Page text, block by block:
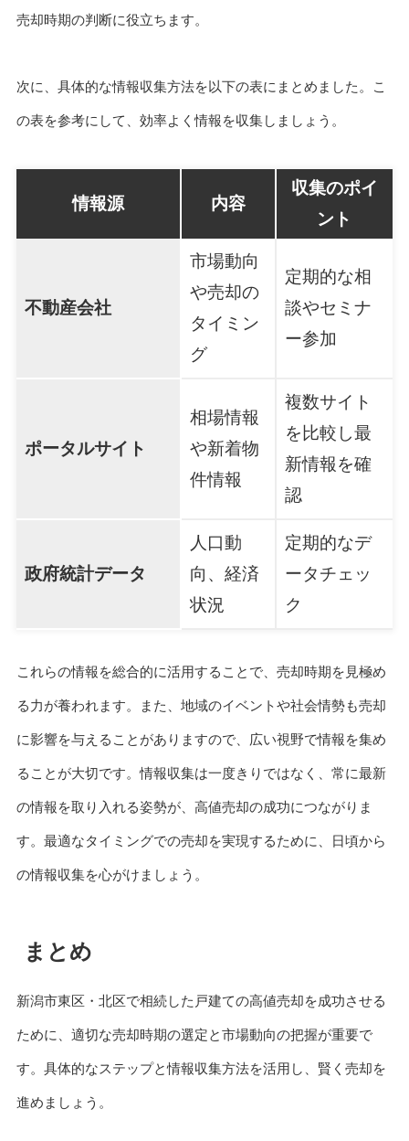
売却時期の判断に役立ちます。
次に、具体的な情報収集方法を以下の表にまとめました。こ
の表を参考にして、効率よく情報を収集しましょう。
情報源 内容
収集のポイ
ント
不動産会社
市場動向
や売却の
タイミン
グ
定期的な相
談やセミナ
ー参加
ポータルサイト
相場情報
や新着物
件情報
複数サイト
を比較し最
新情報を確
認
政府統計データ
人口動
向、経済
状況
定期的なデ
ータチェッ
ク
これらの情報を総合的に活用することで、売却時期を見極め
る力が養われます。また、地域のイベントや社会情勢も売却
に影響を与えることがありますので、広い視野で情報を集め
ることが大切です。情報収集は一度きりではなく、常に最新
の情報を取り入れる姿勢が、高値売却の成功につながりま
す。最適なタイミングでの売却を実現するために、日頃から
の情報収集を心がけましょう。
まとめ
新潟市東区・北区で相続した戸建ての高値売却を成功させる
ために、適切な売却時期の選定と市場動向の把握が重要で
す。具体的なステップと情報収集方法を活用し、賢く売却を
進めましょう。